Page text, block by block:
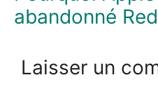
abandonné
Laisser un